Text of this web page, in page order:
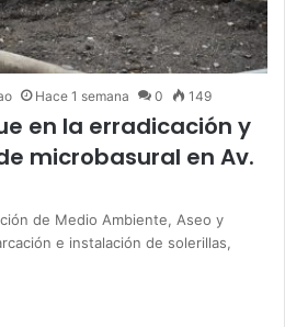
Hace 1 semana 0 149
en la erradicación y
microbasural en Av.
de Medio Ambiente, Aseo y
e instalación de solerillas,